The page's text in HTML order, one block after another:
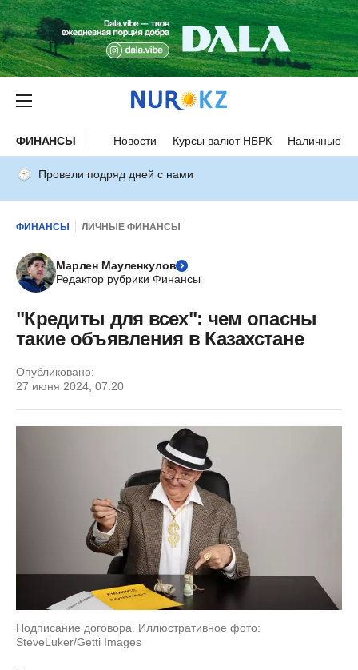
ФИНАНСЫ Новости Курсы валют НБРК Наличные
Провели подряд дней с нами
ФИНАНСЫ ЛИЧНЫЕ ФИНАНСЫ
Марлен Мауленкулов
Редактор рубрики Финансы
"Кредиты для всех": чем опасны
такие объявления в Казахстане
Опубликовано:
27 июня 2024, 07:20
Подписание договора. Иллюстративное фото:
SteveLuker/Getti Images